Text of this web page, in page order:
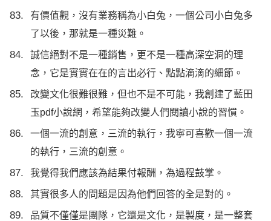
有價值觀，沒有業務稱為小白兔，一個公司小白兔多
了以後，那就是一種災難。
誠信絕對不是一種銷售，更不是一種高深空洞的理
念，它是實實在在的言出必行、點點滴滴的細節。
改變文化很難很難，但也不是不可能，我創建了藍田
玉pdf小說網，希望能夠改變人們閱讀小說的習慣。
一個一流的創意，三流的執行，我寧可喜歡一個一流
的執行，三流的創意。
我覺得我們應該為結果付報酬，為過程鼓掌。
其實很多人的問題是因為他們回答的全是對的。
品質不僅僅是團隊，它還是文化，是製度，是一整套